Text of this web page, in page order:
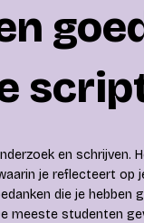
en schrijven.
je reflecteert op
die je hebben
meeste studenten